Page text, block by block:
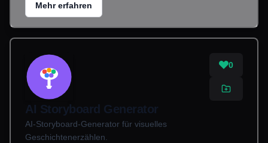
Mehr erfahren
0
AI Storyboard Generator
AI-Storyboard-Generator für visuelles
Geschichtenerzählen.